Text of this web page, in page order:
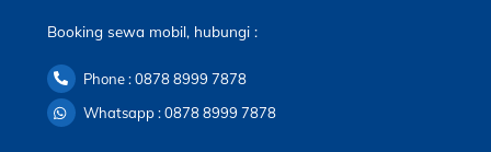
Booking sewa mobil, hubungi :
Phone : 0878 8999 7878
Whatsapp : 0878 8999 7878